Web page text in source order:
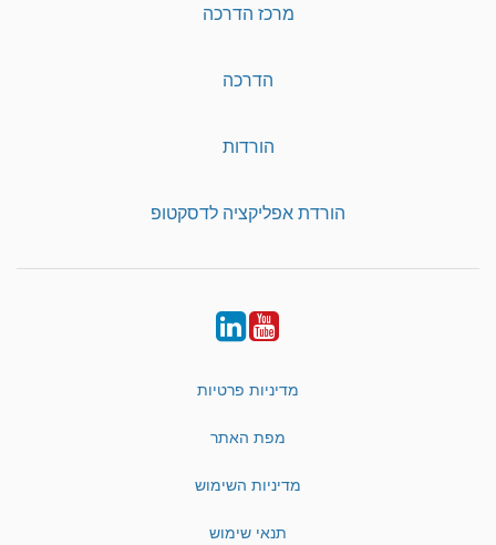
מרכז הדרכה
הדרכה
הורדות
הורדת אפליקציה לדסקטופ
YouTube
LinkedIn
מדיניות פרטיות
מפת האתר
מדיניות השימוש
תנאי שימוש